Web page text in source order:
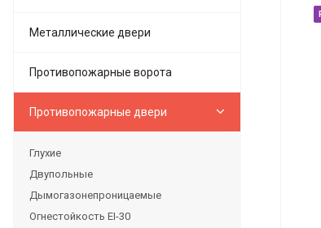
Металлические двери
Противопожарные ворота
Противопожарные двери
Глухие
Двупольные
Дымогазонепроницаемые
Огнестойкость EI-30